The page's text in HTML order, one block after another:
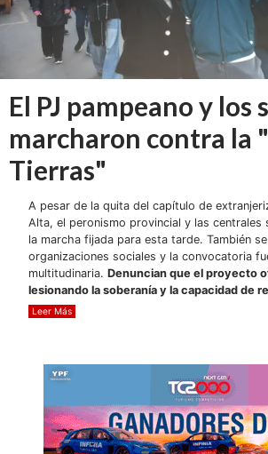
El PJ pampeano y los
marcharon contra la
Tierras"
A pesar de la quita del capítulo de
Alta, el peronismo provincial y las centrales
la marcha fijada para esta tarde. También
organizaciones sociales y la convocatoria
multitudinaria. Denuncian que el proyecto
lesionando la soberanía y la capacidad de
Leer Más